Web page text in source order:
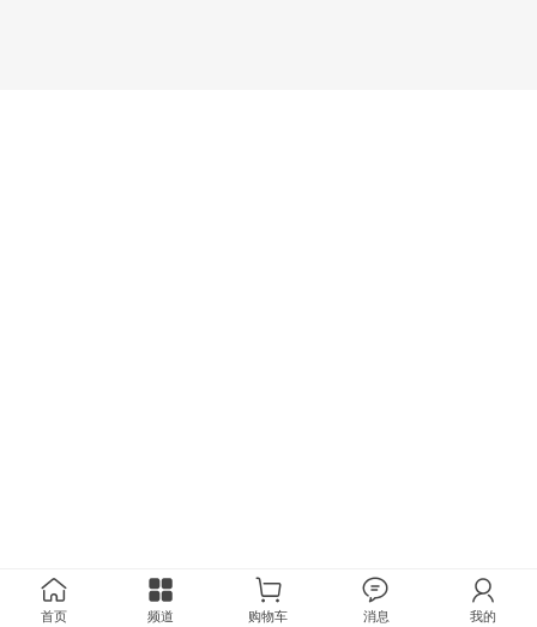
首页 频道 购物车 消息 我的